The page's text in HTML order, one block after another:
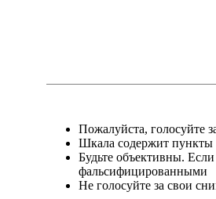
Пожалуйста, голосуйте
Шкала содержит пункты
Будьте объективны.
фальсифицированными
Не голосуйте за свои